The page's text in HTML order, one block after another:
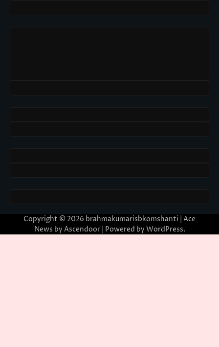
Copyright © 2026 brahmakumarisbkomshanti | Ace
News by Ascendoor| Powered by WordPress.